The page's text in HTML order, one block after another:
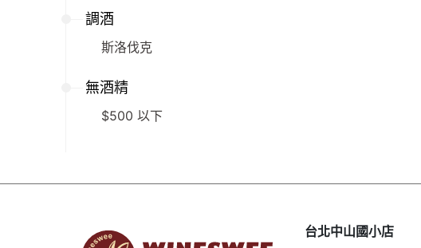
調酒
斯洛伐克
無酒精
$500 以下
台北中山國小店